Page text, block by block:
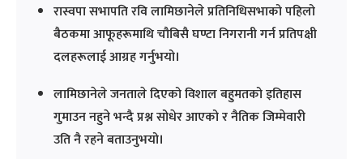
रास्वपा सभापति रवि लामिछानेले प्रतिनिधिसभाको पहिलो
बैठकमा आफूहरूमाथि चौबिसै घण्टा निगरानी गर्न प्रतिपक्षी
दलहरूलाई आग्रह गर्नुभयो।
लामिछानेले जनताले दिएको विशाल बहुमतको इतिहास
गुमाउन नहुने भन्दै प्रश्न सोधेर आएको र नैतिक जिम्मेवारी
उति नै रहने बताउनुभयो।